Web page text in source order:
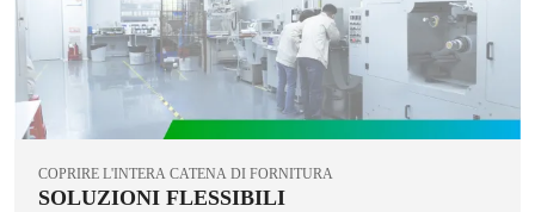
COPRIRE L'INTERA CATENA DI FORNITURA
SOLUZIONI FLESSIBILI